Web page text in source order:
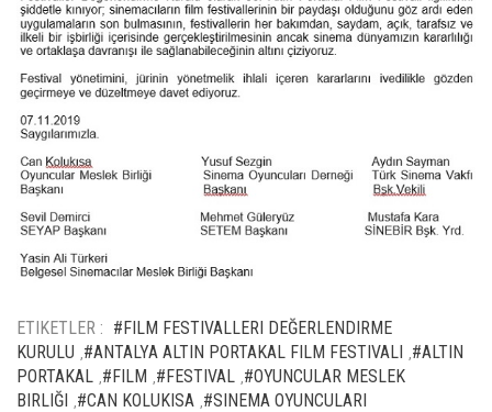
ETIKETLER : #FILM FESTIVALLERI DEĞERLENDIRME
KURULU #ANTALYA ALTIN PORTAKAL FILM FESTIVALI #ALTIN
PORTAKAL #FILM #FESTIVAL #OYUNCULAR MESLEK
BIRLIĞI #CAN KOLUKISA #SINEMA OYUNCULARI